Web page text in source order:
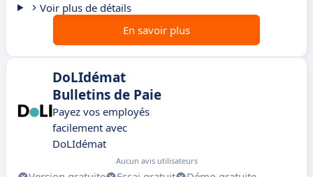
Voir plus de détails
En savoir plus
DoLIdémat
Bulletins de Paie
Payez vos employés
facilement avec
DoLIdémat
Aucun avis utilisateurs